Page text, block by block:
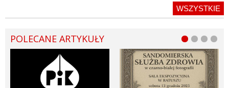
WSZYSTKIE
POLECANE ARTYKUŁY